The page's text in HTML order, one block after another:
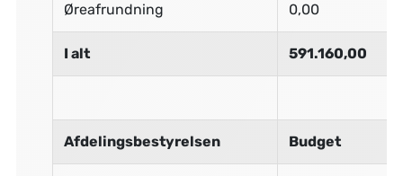
Øreafrundning 0,00
I alt 591.160,00
Afdelingsbestyrelsen Budget